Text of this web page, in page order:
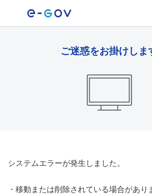
ご迷惑をお掛けしま
システムエラーが発生しました。
・ 移動または削除されている場合があり